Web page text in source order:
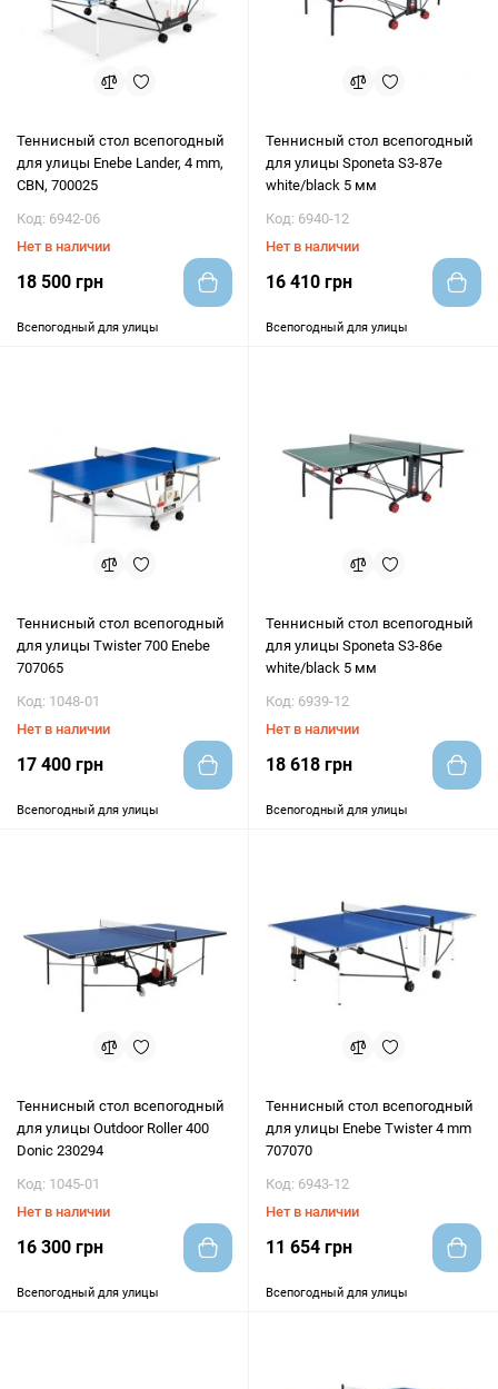
Теннисный стол всепогодный
для улицы Enebe Lander, 4 mm,
CBN, 700025
Код: 6942-06
Нет в наличии
18 500 грн
Всепогодный для улицы
Теннисный стол всепогодный
для улицы Sponeta S3-87е
white/black 5 мм
Код: 6940-12
Нет в наличии
16 410 грн
Всепогодный для улицы
Теннисный стол всепогодный
для улицы Twister 700 Enebe
707065
Код: 1048-01
Нет в наличии
17 400 грн
Всепогодный для улицы
Теннисный стол всепогодный
для улицы Sponeta S3-86е
white/black 5 мм
Код: 6939-12
Нет в наличии
18 618 грн
Всепогодный для улицы
Теннисный стол всепогодный
для улицы Outdoor Roller 400
Donic 230294
Код: 1045-01
Нет в наличии
16 300 грн
Всепогодный для улицы
Теннисный стол всепогодный
для улицы Enebe Twister 4 mm
707070
Код: 6943-12
Нет в наличии
11 654 грн
Всепогодный для улицы